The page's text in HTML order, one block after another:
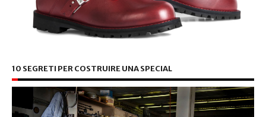
10 SEGRETI PER COSTRUIRE UNA SPECIAL